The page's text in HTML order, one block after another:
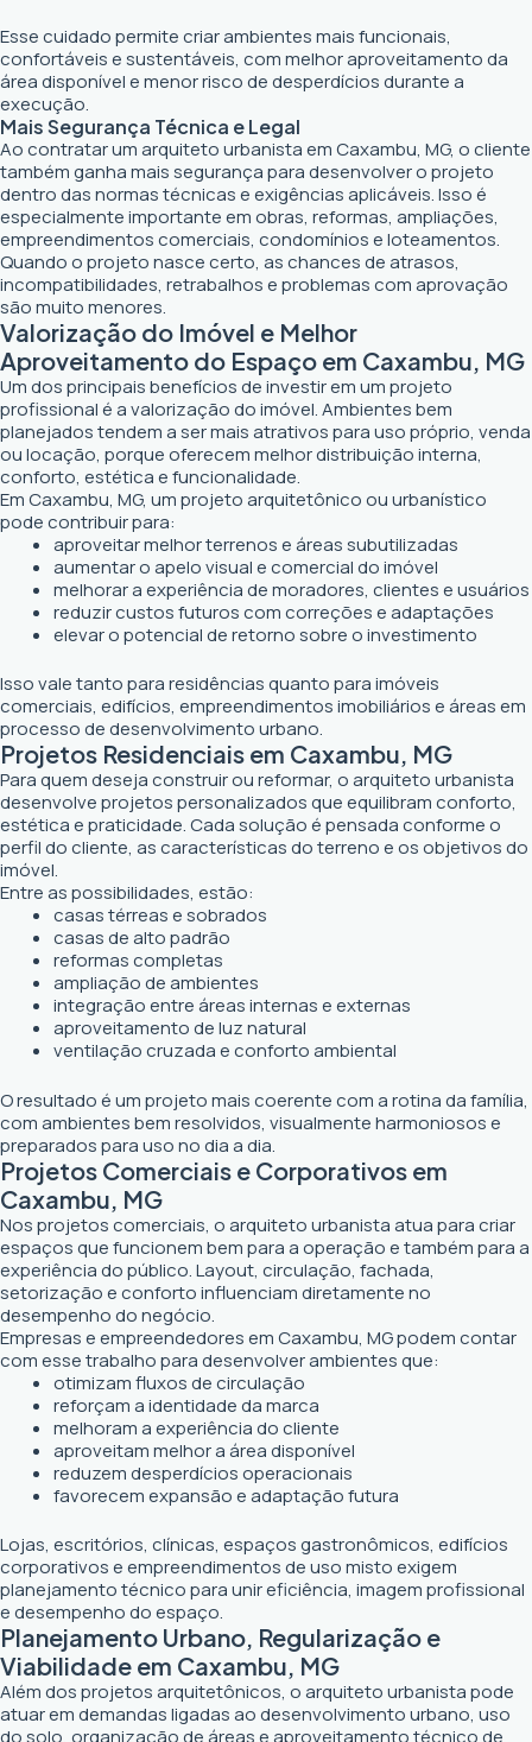
Esse cuidado permite criar ambientes mais funcionais,
confortáveis e sustentáveis, com melhor aproveitamento da
área disponível e menor risco de desperdícios durante a
execução.
Mais Segurança Técnica e Legal
Ao contratar um arquiteto urbanista em Caxambu, MG, o cliente
também ganha mais segurança para desenvolver o projeto
dentro das normas técnicas e exigências aplicáveis. Isso é
especialmente importante em obras, reformas, ampliações,
empreendimentos comerciais, condomínios e loteamentos.
Quando o projeto nasce certo, as chances de atrasos,
incompatibilidades, retrabalhos e problemas com aprovação
são muito menores.
Valorização do Imóvel e Melhor
Aproveitamento do Espaço em Caxambu, MG
Um dos principais benefícios de investir em um projeto
profissional é a valorização do imóvel. Ambientes bem
planejados tendem a ser mais atrativos para uso próprio, venda
ou locação, porque oferecem melhor distribuição interna,
conforto, estética e funcionalidade.
Em Caxambu, MG, um projeto arquitetônico ou urbanístico
pode contribuir para:
aproveitar melhor terrenos e áreas subutilizadas
aumentar o apelo visual e comercial do imóvel
melhorar a experiência de moradores, clientes e usuários
reduzir custos futuros com correções e adaptações
elevar o potencial de retorno sobre o investimento
Isso vale tanto para residências quanto para imóveis
comerciais, edifícios, empreendimentos imobiliários e áreas em
processo de desenvolvimento urbano.
Projetos Residenciais em Caxambu, MG
Para quem deseja construir ou reformar, o arquiteto urbanista
desenvolve projetos personalizados que equilibram conforto,
estética e praticidade. Cada solução é pensada conforme o
perfil do cliente, as características do terreno e os objetivos do
imóvel.
Entre as possibilidades, estão:
casas térreas e sobrados
casas de alto padrão
reformas completas
ampliação de ambientes
integração entre áreas internas e externas
aproveitamento de luz natural
ventilação cruzada e conforto ambiental
O resultado é um projeto mais coerente com a rotina da família,
com ambientes bem resolvidos, visualmente harmoniosos e
preparados para uso no dia a dia.
Projetos Comerciais e Corporativos em
Caxambu, MG
Nos projetos comerciais, o arquiteto urbanista atua para criar
espaços que funcionem bem para a operação e também para a
experiência do público. Layout, circulação, fachada,
setorização e conforto influenciam diretamente no
desempenho do negócio.
Empresas e empreendedores em Caxambu, MG podem contar
com esse trabalho para desenvolver ambientes que:
otimizam fluxos de circulação
reforçam a identidade da marca
melhoram a experiência do cliente
aproveitam melhor a área disponível
reduzem desperdícios operacionais
favorecem expansão e adaptação futura
Lojas, escritórios, clínicas, espaços gastronômicos, edifícios
corporativos e empreendimentos de uso misto exigem
planejamento técnico para unir eficiência, imagem profissional
e desempenho do espaço.
Planejamento Urbano, Regularização e
Viabilidade em Caxambu, MG
Além dos projetos arquitetônicos, o arquiteto urbanista pode
atuar em demandas ligadas ao desenvolvimento urbano, uso
do solo, organização de áreas e aproveitamento técnico de